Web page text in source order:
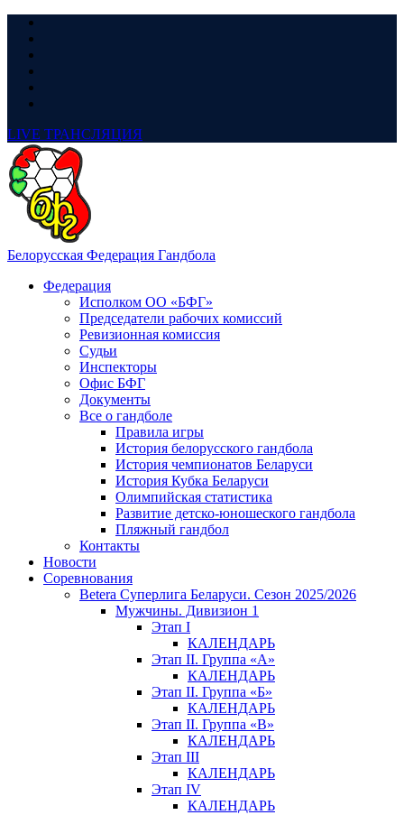
LIVE ТРАНСЛЯЦИЯ
Белорусская Федерация Гандбола
Федерация
Исполком ОО «БФГ»
Председатели рабочих комиссий
Ревизионная комиссия
Судьи
Инспекторы
Офис БФГ
Документы
Все о гандболе
Правила игры
История белорусского гандбола
История чемпионатов Беларуси
История Кубка Беларуси
Олимпийская статистика
Развитие детско-юношеского гандбола
Пляжный гандбол
Контакты
Новости
Соревнования
Betera Суперлига Беларуси. Сезон 2025/2026
Мужчины. Дивизион 1
Этап I
КАЛЕНДАРЬ
Этап II. Группа «А»
КАЛЕНДАРЬ
Этап II. Группа «Б»
КАЛЕНДАРЬ
Этап II. Группа «В»
КАЛЕНДАРЬ
Этап III
КАЛЕНДАРЬ
Этап IV
КАЛЕНДАРЬ